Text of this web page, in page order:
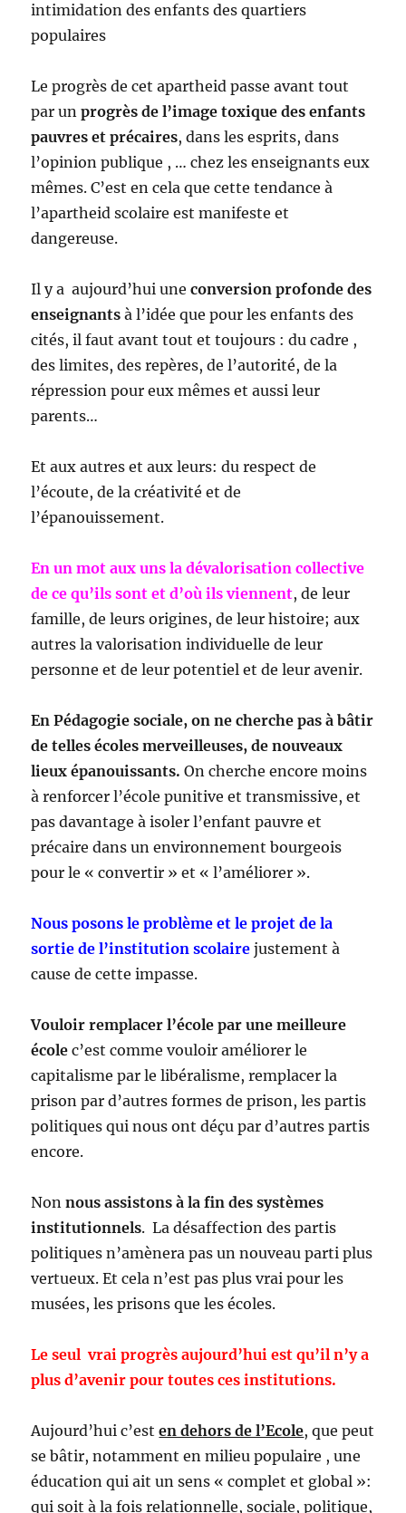
intimidation des enfants des quartiers
populaires
Le progrès de cet apartheid passe avant tout
par unprogrès de l’image toxique des enfants
pauvres et précaires, dans les esprits, dans
l’opinion publique , … chez les enseignants eux
mêmes. C’est en cela que cette tendance à
l’apartheid scolaire est manifeste et
dangereuse.
Il y a aujourd’hui uneconversion profonde des
enseignants à l’idée que pour les enfants des
cités, il faut avant tout et toujours : du cadre ,
des limites, des repères, de l’autorité, de la
répression pour eux mêmes et aussi leur
parents…
Et aux autres et aux leurs: du respect de
l’écoute, de la créativité et de
l’épanouissement.
En un mot aux uns la dévalorisation collective
de ce qu’ils sont et d’où ils viennent, de leur
famille, de leurs origines, de leur histoire; aux
autres la valorisation individuelle de leur
personne et de leur potentiel et de leur avenir.
En Pédagogie sociale, on ne cherche pas à bâtir
de telles écoles merveilleuses, de nouveaux
lieux épanouissants. On cherche encore moins
à renforcer l’école punitive et transmissive, et
pas davantage à isoler l’enfant pauvre et
précaire dans un environnement bourgeois
pour le « convertir » et « l’améliorer ».
Nous posons le problème et le projet de la
sortie de l’institution scolaire justement à
cause de cette impasse.
Vouloir remplacer l’école par une meilleure
école c’est comme vouloir améliorer le
capitalisme par le libéralisme, remplacer la
prison par d’autres formes de prison, les partis
politiques qui nous ont déçu par d’autres partis
encore.
Nonnous assistons à la fin des systèmes
institutionnels. La désaffection des partis
politiques n’amènera pas un nouveau parti plus
vertueux. Et cela n’est pas plus vrai pour les
musées, les prisons que les écoles.
Le seul vrai progrès aujourd’hui est qu’il n’y a
plus d’avenir pour toutes ces institutions.
Aujourd’hui c’esten dehors de l’Ecole, que peut
se bâtir, notamment en milieu populaire , une
éducation qui ait un sens « complet et global »:
qui soit à la fois relationnelle, sociale, politique,